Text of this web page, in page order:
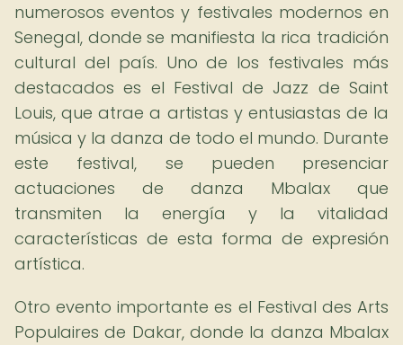
numerosos eventos y festivales modernos en
Senegal, donde se manifiesta la rica tradición
cultural del país. Uno de los festivales más
destacados es el Festival de Jazz de Saint
Louis, que atrae a artistas y entusiastas de la
música y la danza de todo el mundo. Durante
este festival, se pueden presenciar
actuaciones de danza Mbalax que
transmiten la energía y la vitalidad
características de esta forma de expresión
artística.
Otro evento importante es el Festival des Arts
Populaires de Dakar, donde la danza Mbalax